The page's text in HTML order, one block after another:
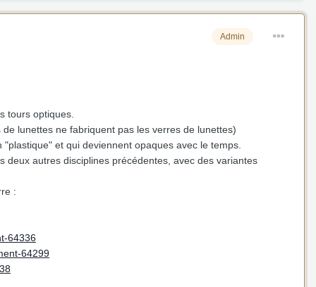
Admin
tours optiques.
lunettes ne fabriquent pas les verres de lunettes)
et qui deviennent opaques avec le temps.
deux autres disciplines précédentes, avec des variantes
:
64336
64299